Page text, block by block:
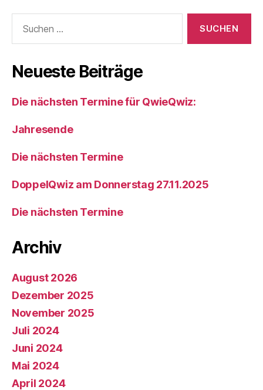
nach:
Neueste Beiträge
Die nächsten Termine für QwieQwiz:
Jahresende
Die nächsten Termine
DoppelQwiz am Donnerstag 27.11.2025
Die nächsten Termine
Archiv
August 2026
Dezember 2025
November 2025
Juli 2024
Juni 2024
Mai 2024
April 2024